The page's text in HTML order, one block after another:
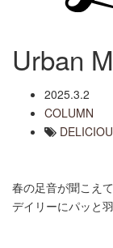
Urban
2025.3.2
COLUMN
春の足音が聞こえて
デイリーにパッと